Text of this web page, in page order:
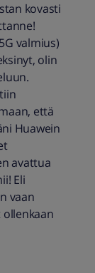
kovasti
valmius)
olin
että
Huawein
avattua
Eli
vaan